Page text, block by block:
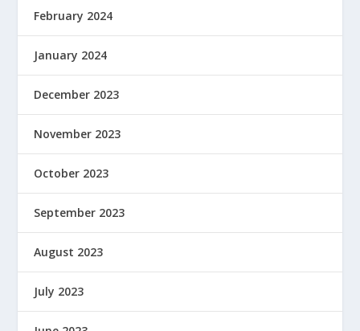
February 2024
January 2024
December 2023
November 2023
October 2023
September 2023
August 2023
July 2023